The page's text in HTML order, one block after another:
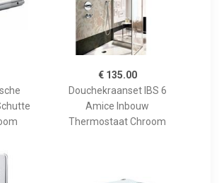
€ 135.00
Douchekraanset IBS 6
Amice Inbouw
Thermostaat Chroom